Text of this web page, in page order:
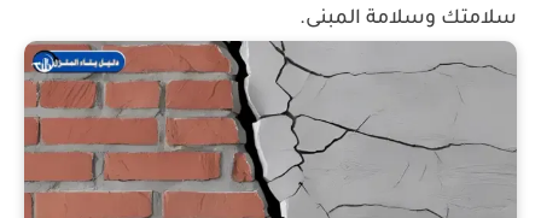
سلامتك وسلامة المبنى.